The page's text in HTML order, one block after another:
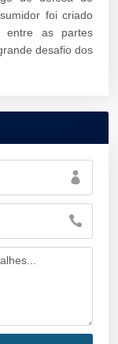
foi criado
entre as partes
desafio dos